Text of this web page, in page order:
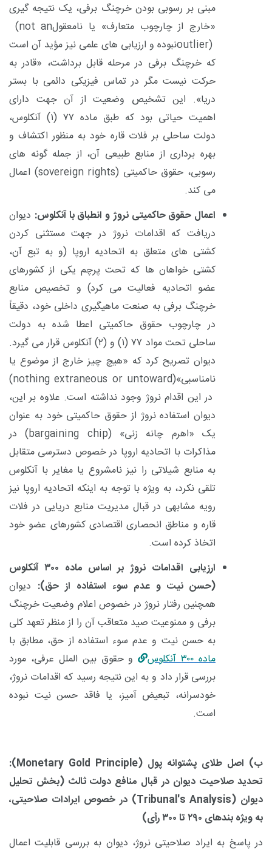
مبنی بر رسوبی بودن خرچنگ برفی، یک نتیجه گیری
«خارج از چارچوب متعارف» یا نامعقول(not an
outlier)نبوده و ارزیابی های علمی نیز مؤید آن است
که خرچنگ برفی در مرحله قابل برداشت، «قادر به
حرکت نیست مگر در تماس فیزیکی دائمی با بستر
دریا». این تشخیص وضعیت از آن جهت دارای
اهمیت حیاتی بود که طبق ماده ۷۷ (۱)
آنکلوس،
دولت ساحلی بر فلات قاره خود به منظور اکتشاف و
بهره برداری از منابع طبیعی آن، از جمله گونه های
رسوبی، حقوق حاکمیتی (sovereign rights) اعمال
می کند.
اعمال حقوق حاکمیتی نروژ و انطباق با آنکلوس: دیوان
دریافت که اقدامات نروژ در جهت مستثنی کردن
کشتی های متعلق به اتحادیه اروپا (و به تبع آن،
کشتی خواهان ها که تحت پرچم یکی از کشورهای
عضو اتحادیه فعالیت می کرد) و تخصیص منابع
خرچنگ برفی به صنعت ماهیگیری داخلی خود، دقیقاً
در چارچوب حقوق حاکمیتی اعطا شده به دولت
ساحلی تحت مواد ۷۷ (۱) و (۲) آنکلوس قرار می گیرد.
دیوان تصریح کرد که «هیچ چیز خارج از موضوع یا
نامناسبی»(nothing extraneous or untoward)
در این اقدام نروژ وجود نداشته است. علاوه بر این،
دیوان استفاده نروژ از حقوق حاکمیتی خود به عنوان
یک «اهرم چانه زنی» (bargaining chip) در
مذاکرات با اتحادیه اروپا در خصوص دسترسی متقابل
به منابع شیلاتی را نیز نامشروع یا مغایر با آنکلوس
تلقی نکرد، به ویژه با توجه به اینکه اتحادیه اروپا نیز
رویه مشابهی در قبال مدیریت منابع دریایی در فلات
قاره و مناطق انحصاری اقتصادی کشورهای عضو خود
اتخاذ کرده است.
ارزیابی اقدامات نروژ بر اساس ماده ۳۰۰ آنکلوس
(حسن نیت و عدم سوء استفاده از حق): دیوان
همچنین رفتار نروژ در خصوص اعلام وضعیت خرچنگ
برفی و ممنوعیت صید متعاقب آن را از منظر تعهد کلی
به حسن نیت و عدم سوء استفاده از حق، مطابق با
ماده۳۰۰آنکلوس و حقوق بین الملل عرفی، مورد
بررسی قرار داد و به این نتیجه رسید که اقدامات نروژ،
خودسرانه، تبعیض آمیز، یا فاقد حسن نیت نبوده
است.
ب) اصل طلای پشتوانه پول (Monetary Gold Principle
):
تحدید صلاحیت دیوان در قبال منافع دولت ثالث (بخش تحلیل
دیوان (Tribunal's Analysis) در خصوص ایرادات صلاحیتی،
به ویژه بندهای ۲۹۰تا۳۰۰رأی)
در پاسخ به ایراد صلاحیتی نروژ، دیوان به بررسی قابلیت اعمال